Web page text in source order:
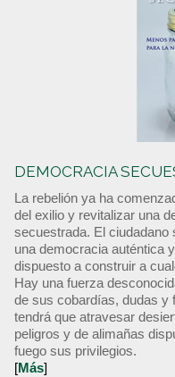
DEMOCRACIA
La rebelión ya ha
del exilio y revitalizar una
secuestrada. El ciudadano
una democracia auténtica
dispuesto a construir a
Hay una fuerza
de sus cobardías, dudas y
tendrá que atravesar
peligros y de alimañas
fuego sus privilegios.
[Más]